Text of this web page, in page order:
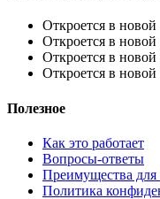
Откроется в новой
Откроется в новой
Откроется в новой
Откроется в новой
Полезное
Как это работает
Вопросы-ответы
Преимущества для
Политика